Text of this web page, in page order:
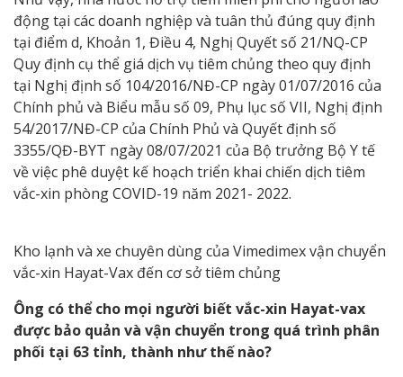
động tại các doanh nghiệp và tuân thủ đúng quy định
tại điểm d, Khoản 1, Điều 4, Nghị Quyết số 21/NQ-CP
Quy định cụ thể giá dịch vụ tiêm chủng theo quy định
tại Nghị định số 104/2016/NĐ-CP ngày 01/07/2016 của
Chính phủ và Biểu mẫu số 09, Phụ lục số VII, Nghị định
54/2017/NĐ-CP của Chính Phủ và Quyết định số
3355/QĐ-BYT ngày 08/07/2021 của Bộ trưởng Bộ Y tế
về việc phê duyệt kế hoạch triển khai chiến dịch tiêm
vắc-xin phòng COVID-19 năm 2021- 2022.
Kho lạnh và xe chuyên dùng của Vimedimex vận chuyển
vắc-xin Hayat-Vax đến cơ sở tiêm chủng
Ông có thể cho mọi người biết vắc-xin Hayat-vax
được bảo quản và vận chuyển trong quá trình phân
phối tại 63 tỉnh, thành như thế nào?